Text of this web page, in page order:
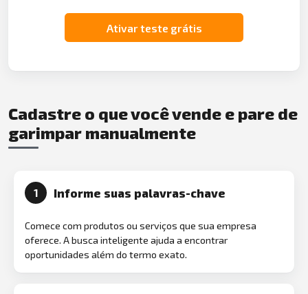
Ativar teste grátis
Cadastre o que você vende e pare de
garimpar manualmente
1 Informe suas palavras-chave
Comece com produtos ou serviços que sua empresa
oferece. A busca inteligente ajuda a encontrar
oportunidades além do termo exato.